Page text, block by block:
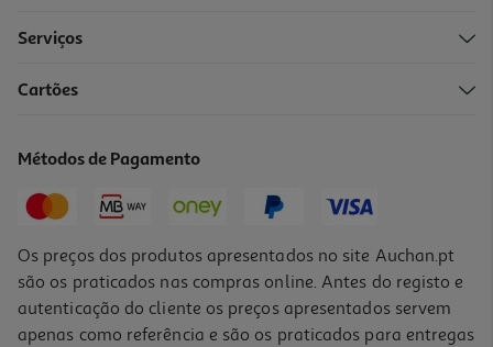
11,10 € PVP de editor
Serviços
Cartões
Métodos de Pagamento
Os preços dos produtos apresentados no site Auchan.pt
são os praticados nas compras online. Antes do registo e
autenticação do cliente os preços apresentados servem
apenas como referência e são os praticados para entregas